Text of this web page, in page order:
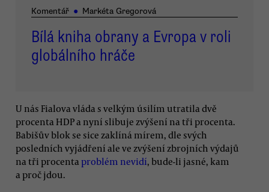
Komentář ● Markéta Gregorová
Bílá kniha obrany a Evropa v roli
globálního hráče
U nás Fialova vláda s velkým úsilím utratila dvě
procenta HDP a nyní slibuje zvýšení na tři procenta.
Babišův blok se sice zaklíná mírem, dle svých
posledních vyjádření ale ve zvýšení zbrojních výdajů
na tři procenta problém nevidí, bude-li jasné, kam
a proč jdou.